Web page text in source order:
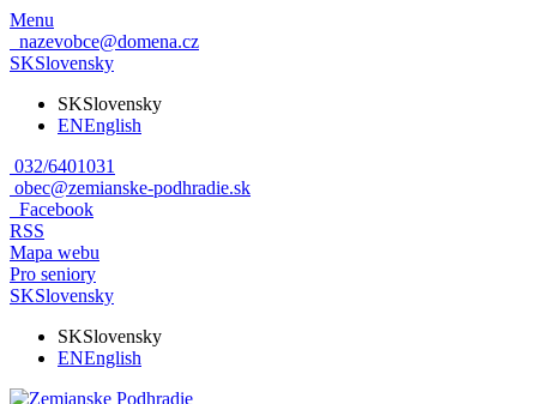
Menu
nazevobce@domena.cz
SKSlovensky
SKSlovensky
ENEnglish
032/6401031
obec@zemianske-podhradie.sk
Facebook
RSS
Mapa webu
Pro seniory
SKSlovensky
SKSlovensky
ENEnglish